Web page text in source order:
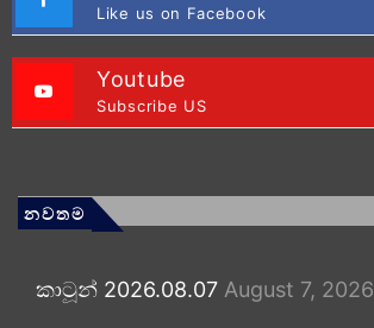
Like us on Facebook
Youtube
Subscribe US
නවතම
කාටූන් 2026.08.07 August 7, 2026